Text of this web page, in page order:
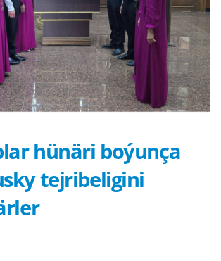
hünäri boýunça
tejribeligini